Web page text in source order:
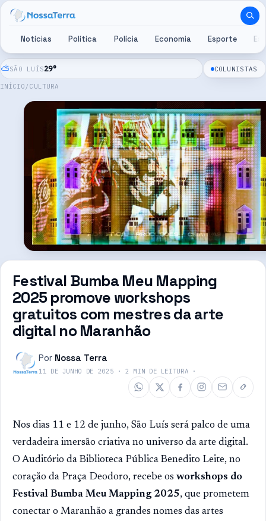
Pular para o conteúdo
Notícias Política Polícia Economia Esporte
⛅SÃO LUÍS29° COLUNISTAS
INÍCIO / CULTURA
Festival Bumba Meu Mapping
2025 promove workshops
gratuitos com mestres da arte
digital no Maranhão
Por Nossa Terra
11 DE JUNHO DE 2025 ·2 MIN DE LEITURA ·
Nos dias 11 e 12 de junho, São Luís será palco de uma
verdadeira imersão criativa no universo da arte digital.
O Auditório da Biblioteca Pública Benedito Leite, no
coração da Praça Deodoro, recebe os workshops do
Festival Bumba Meu Mapping 2025, que prometem
conectar o Maranhão a grandes nomes das artes